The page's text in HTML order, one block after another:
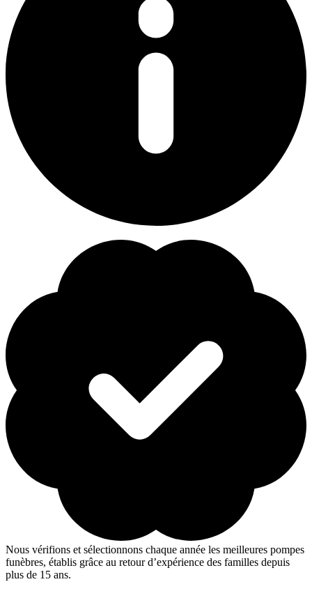
Nous vérifions et sélectionnons chaque année les meilleures pompes
funèbres, établis grâce au retour d’expérience des familles depuis
plus de 15 ans.